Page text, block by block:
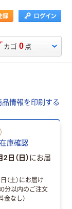
カゴ 0 点
品情報を印刷する
庫確認
2日（日）にお届
（土）にお届け
分以内のご注文
金なし）